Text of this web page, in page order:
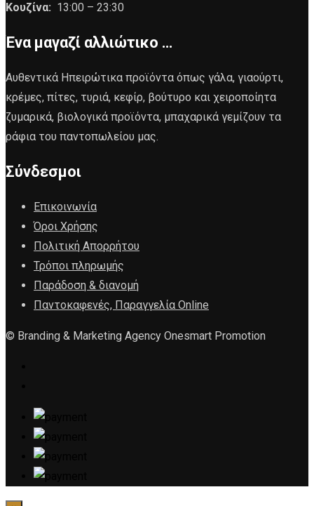
Κουζίνα: 13:00 – 23:30
Ένα μαγαζί αλλιώτικο …
Αυθεντικά Ηπειρώτικα προϊόντα όπως γάλα, γιαούρτι,
κρέμες, πίτες, τυριά, κεφίρ, βούτυρο και χειροποίητα
ζυμαρικά, βιολογικά προϊόντα, μπαχαρικά γεμίζουν τα
ράφια του παντοπωλείου μας.
Σύνδεσμοι
Επικοινωνία
Όροι Χρήσης
Πολιτική Απορρήτου
Τρόποι πληρωμής
Παράδοση & διανομή
Παντοκαφενές, Παραγγελία Online
© Branding & Marketing Agency Onesmart Promotion